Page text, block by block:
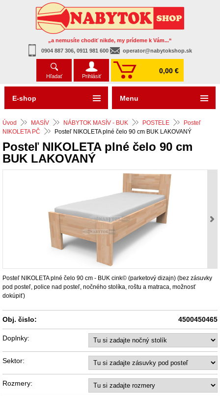
„a nemusíte chodiť nikde, my prídeme k Vám...“
0904 887 306, 0911 981 600
operator@nabytokshop.sk
Hľadať Prihlásiť
0,00 €
Úvod MASÍV NÁBYTOK MASÍV - BUK POSTELE
Posteľ
NIKOLETA PČ
Posteľ NIKOLETA plné čelo 90 cm BUK LAKOVANÝ
Posteľ NIKOLETA plné čelo 90 cm
BUK LAKOVANÝ
Posteľ NIKOLETA plné čelo 90 cm - BUK cink© (parketový dizajn) (bez zásuvky
pod posteľ, police nad posteľ, nočného stolíka, roštu a matraca, možnosť
dokúpiť)
Obj. čislo: 4500450465
Doplnky:
Sektor:
Rozmery:
E-shop Menu